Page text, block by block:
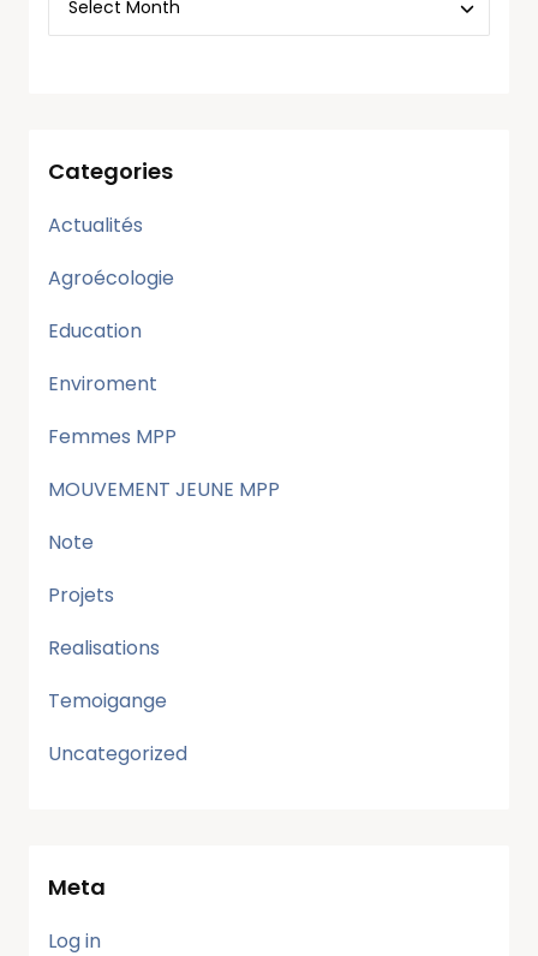
Categories
Actualités
Agroécologie
Education
Enviroment
Femmes MPP
MOUVEMENT JEUNE MPP
Note
Projets
Realisations
Temoigange
Uncategorized
Meta
Log in